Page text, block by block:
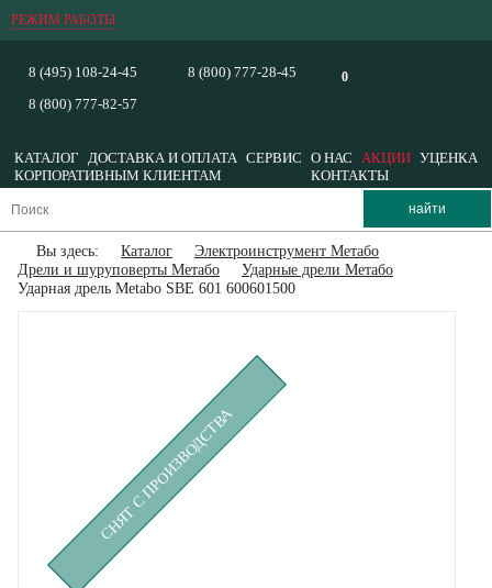
РЕЖИМ РАБОТЫ
0
8 (495) 108-24-45
8 (800) 777-82-57
8 (800) 777-28-45
КАТАЛОГ ДОСТАВКА И ОПЛАТА СЕРВИС О НАС АКЦИИ УЦЕНКА
КОРПОРАТИВНЫМ КЛИЕНТАМ
КОНТАКТЫ
Вы здесь: Каталог
Электроинструмент Метабо
Дрели и шуруповерты Метабо
Ударные дрели Метабо
Ударная дрель Metabo SBE 601 600601500
СНЯТ С ПРОИЗВОДСТВА